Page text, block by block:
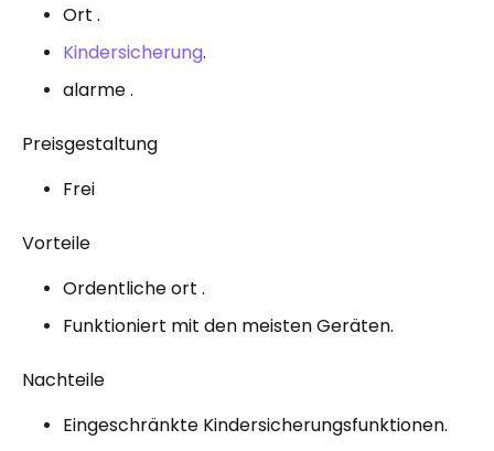
Ort .
Kindersicherung.
alarme .
Preisgestaltung
Frei
Vorteile
Ordentliche ort .
Funktioniert mit den meisten Geräten.
Nachteile
Eingeschränkte Kindersicherungsfunktionen.